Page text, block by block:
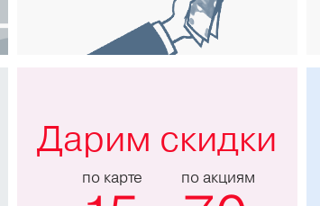
Дарим скидки
по карте по акциям